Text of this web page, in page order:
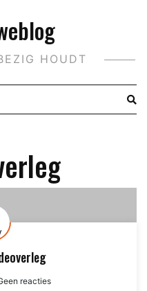
HOUDT
reacties